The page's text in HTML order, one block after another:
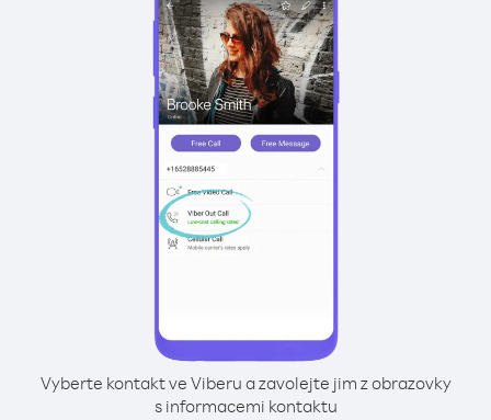
Vyberte kontakt ve Viberu a zavolejte jim z obrazovky
s informacemi kontaktu